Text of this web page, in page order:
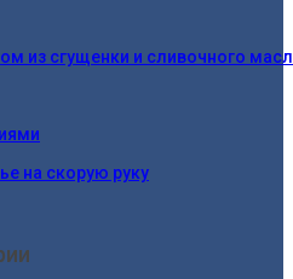
из сгущенки и сливочного
на скорую руку